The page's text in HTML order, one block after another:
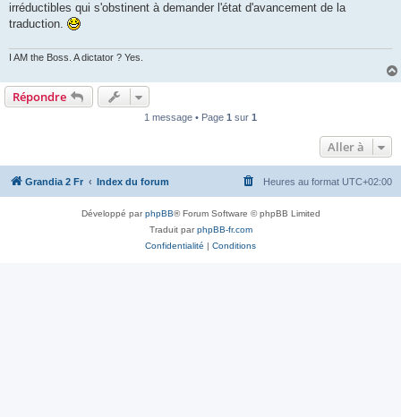
irréductibles qui s'obstinent à demander l'état d'avancement de la
traduction.
I AM the Boss. A dictator ? Yes.
Répondre
1 message • Page 1 sur 1
Aller à
Grandia 2 Fr Index du forum Heures au format UTC+02:00
Développé parphpBB® Forum Software © phpBB Limited
Traduit parphpBB-fr.com
Confidentialité | Conditions